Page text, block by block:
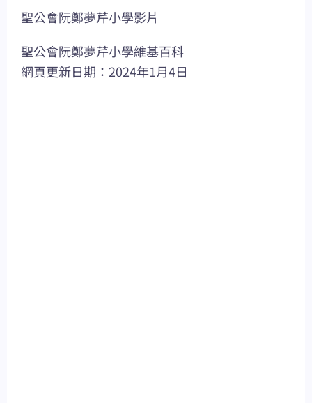
聖公會阮鄭夢芹小學影片
聖公會阮鄭夢芹小學維基百科
網頁更新日期：2024年1月4日